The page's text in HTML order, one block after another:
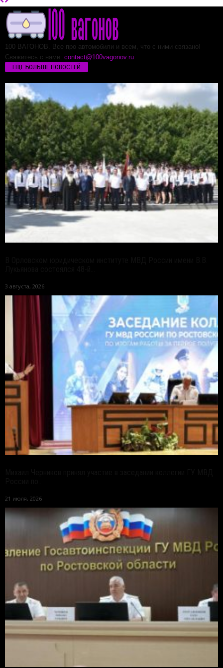
100 ВАГОНОВ. Все про автомобили и всем, что с ними связано!
Свяжитесь с нами: contact@100vagonov.ru
ЕЩЁ БОЛЬШЕ НОВОСТЕЙ
3 августа, 2026
21 июля, 2026